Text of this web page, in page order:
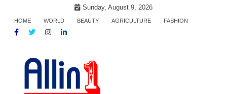
content
Sunday, August 9, 2026
HOME WORLD BEAUTY AGRICULTURE FASHION